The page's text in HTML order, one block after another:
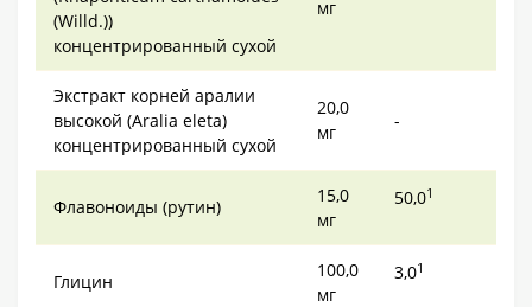
(Willd.))
концентрированный сухой
мг
Экстракт корней аралии
высокой (Aralia eleta)
концентрированный сухой
20,0
мг
-
Флавоноиды (рутин)
15,0
мг
50,01
Глицин
100,0
мг
3,01